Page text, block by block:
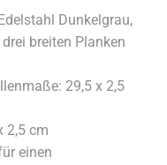
Dunkelgrau,
breiten Planken
29,5 x 2,5
2,5 cm
einen